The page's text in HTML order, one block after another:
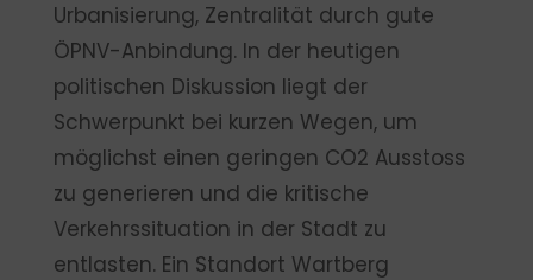
Urbanisierung, Zentralität durch gute
ÖPNV-Anbindung. In der heutigen
politischen Diskussion liegt der
Schwerpunkt bei kurzen Wegen, um
möglichst einen geringen CO2 Ausstoss
zu generieren und die kritische
Verkehrssituation in der Stadt zu
entlasten. Ein Standort Wartberg